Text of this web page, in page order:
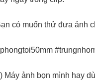
có muốn thử đưa ảnh
Máy ảnh bọn mình hay